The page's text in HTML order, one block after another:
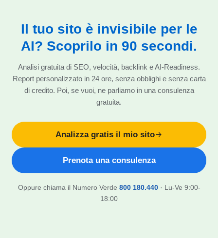
Il tuo sito è invisibile per le
AI? Scoprilo in 90 secondi.
Analisi gratuita di SEO, velocità, backlink e AI-Readiness.
Report personalizzato in 24 ore, senza obblighi e senza carta
di credito. Poi, se vuoi, ne parliamo in una consulenza
gratuita.
Analizza gratis il mio sito
Prenota una consulenza
Oppure chiama il Numero Verde 800 180.440· Lu-Ve 9:00-
18:00